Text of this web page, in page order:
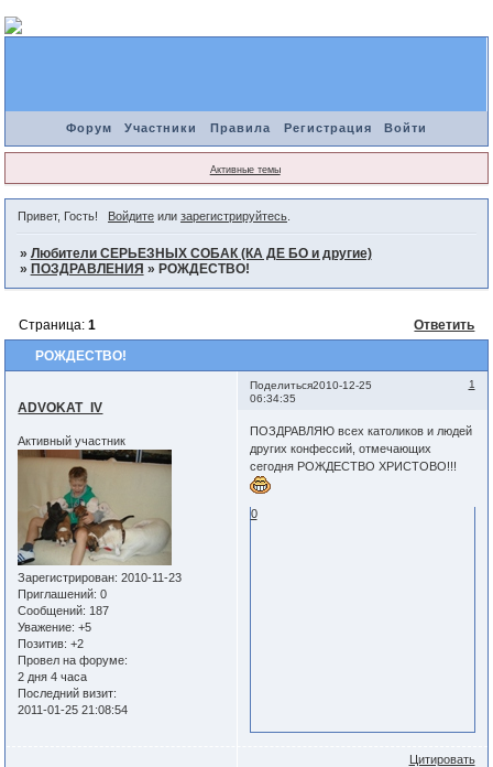
Форум Участники Правила Регистрация Войти
Активные темы
Привет, Гость! Войдитеили зарегистрируйтесь.
» Любители СЕРЬЕЗНЫХ СОБАК (КА ДЕ БО и другие)
» ПОЗДРАВЛЕНИЯ » РОЖДЕСТВО!
РОЖДЕСТВО!
Страница: 1 Ответить
Поделиться 1
2010-12-25
06:34:35
ADVOKAT_IV
Активный участник
Зарегистрирован: 2010-11-23
Приглашений: 0
Сообщений: 187
Уважение: +5
Позитив: +2
Провел на форуме:
2 дня 4 часа
Последний визит:
2011-01-25 21:08:54
ПОЗДРАВЛЯЮ всех католиков и людей
других конфессий, отмечающих
сегодня РОЖДЕСТВО ХРИСТОВО!!!
0
Цитировать